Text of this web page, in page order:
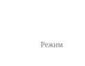
Режим